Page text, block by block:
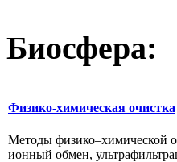
Биосфера:
Физико-химическая очистка
Методы физико–химической
ионный обмен,